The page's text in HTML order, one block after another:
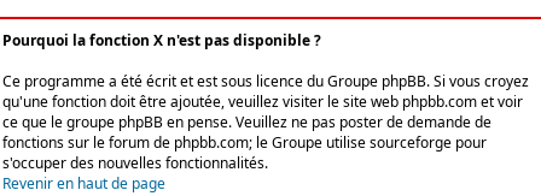
Pourquoi la fonction X n'est pas disponible ?
Ce programme a été écrit et est sous licence du Groupe phpBB. Si vous croyez
qu'une fonction doit être ajoutée, veuillez visiter le site web phpbb.com et voir
ce que le groupe phpBB en pense. Veuillez ne pas poster de demande de
fonctions sur le forum de phpbb.com; le Groupe utilise sourceforge pour
s'occuper des nouvelles fonctionnalités.
Revenir en haut de page